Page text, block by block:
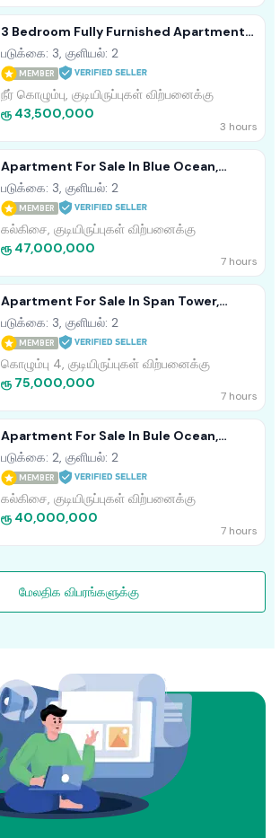
3 Bedroom Fully Furnished Apartment
For Sale - Negombo (EM956)
படுக்கை: 3, குளியல்: 2
MEMBER
நீர் கொழும்பு, குடியிருப்புகள் விற்பனைக்கு
ரூ 43,500,000
3 hours
Apartment For Sale In Blue Ocean,
Mount Lavinia (C7-10433)
படுக்கை: 3, குளியல்: 2
MEMBER
கல்கிசை, குடியிருப்புகள் விற்பனைக்கு
ரூ 47,000,000
7 hours
Apartment For Sale In Span Tower,
Colombo 04 (C7-10432)
படுக்கை: 3, குளியல்: 2
MEMBER
கொழும்பு 4, குடியிருப்புகள் விற்பனைக்கு
ரூ 75,000,000
7 hours
Apartment For Sale In Bule Ocean,
Mount Lavinia (C7-10428)
படுக்கை: 2, குளியல்: 2
MEMBER
கல்கிசை, குடியிருப்புகள் விற்பனைக்கு
ரூ 40,000,000
7 hours
மேலதிக விபரங்களுக்கு